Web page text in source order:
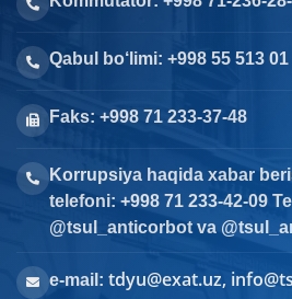
Qabul bo‘limi: +998 55 513 01
Faks: +998 71 233-37-48
Korrupsiya haqida xabar
telefoni: +998 71 233-42-09
@tsul_anticorbot va
e-mail: tdyu@exat.uz,